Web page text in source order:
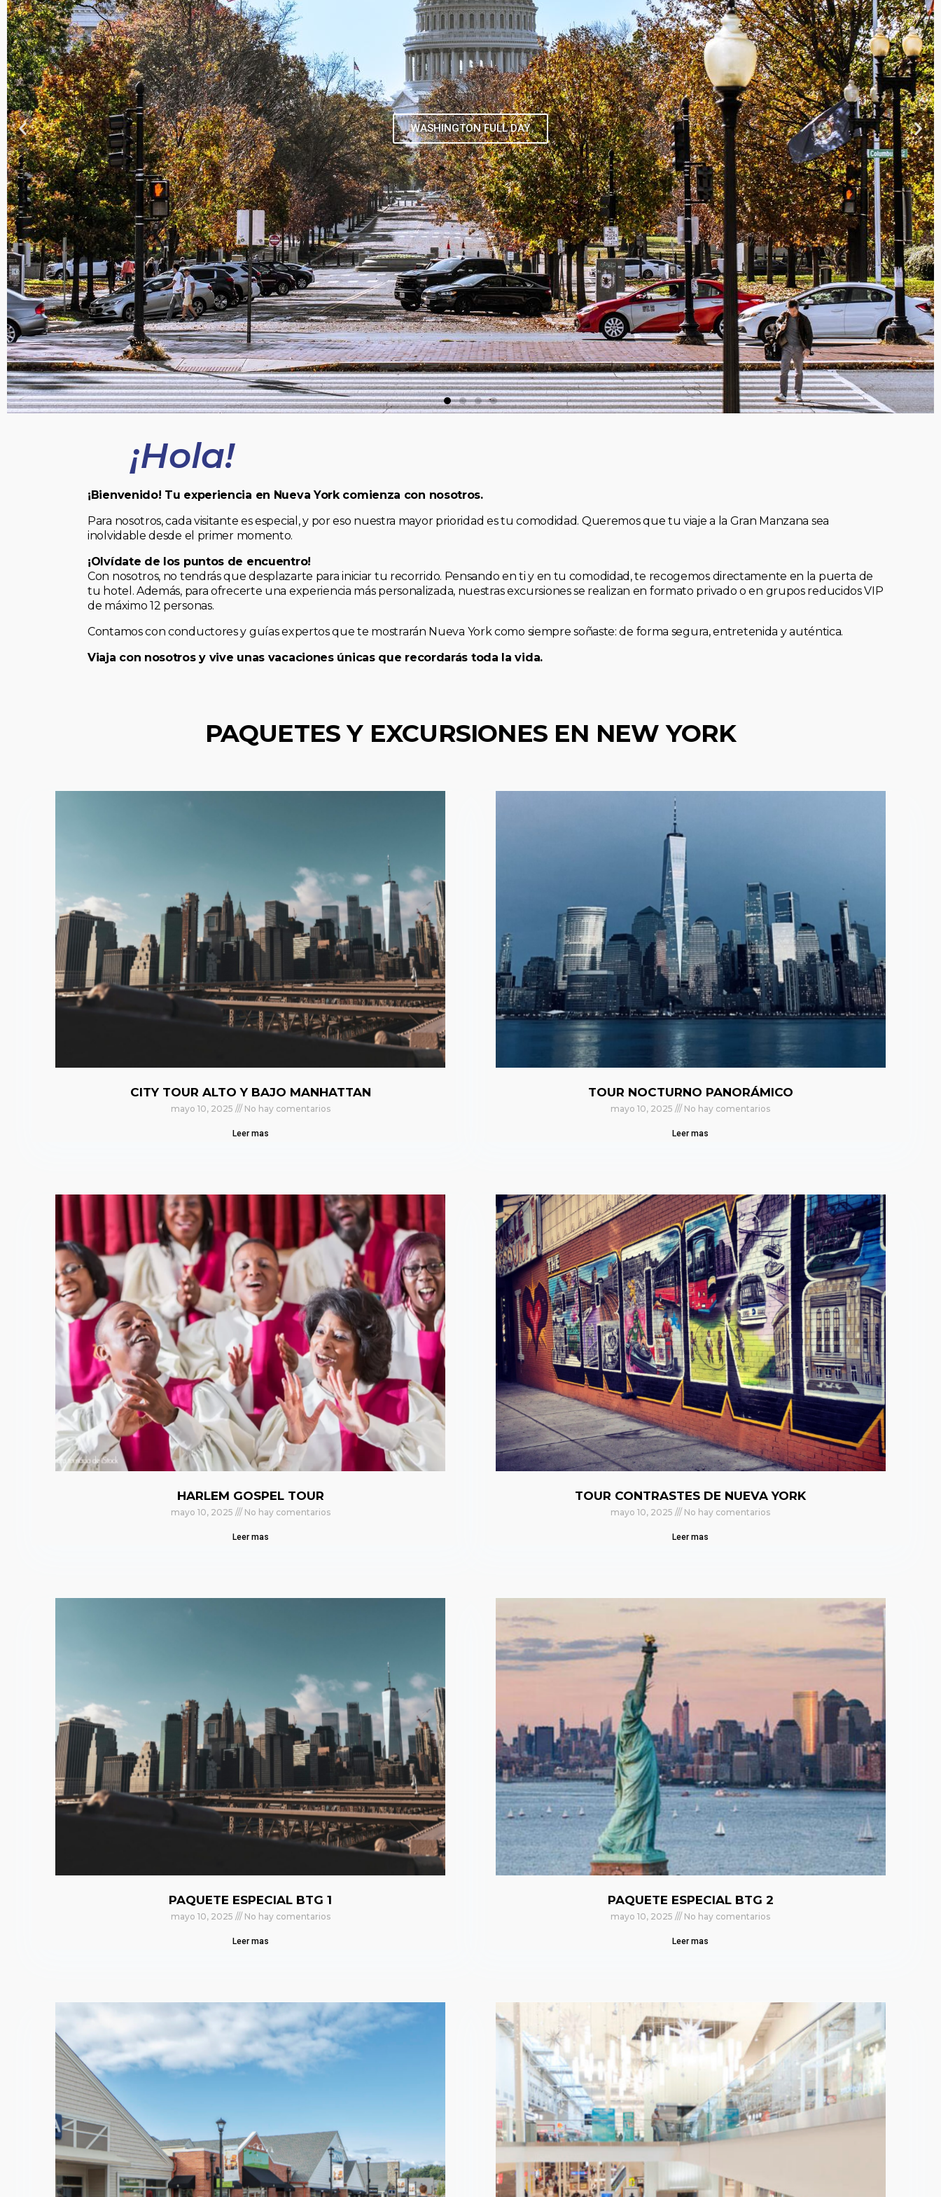
TOUR DE CONTRASTES
¡Hola!
¡Bienvenido! Tu experiencia en Nueva York comienza con nosotros.
Para nosotros, cada visitante es especial, y por eso nuestra mayor prioridad es tu comodidad. Queremos que tu viaje a la Gran Manzana sea
inolvidable desde el primer momento.
¡Olvídate de los puntos de encuentro!
Con nosotros, no tendrás que desplazarte para iniciar tu recorrido. Pensando en ti y en tu comodidad, te recogemos directamente en la puerta de
tu hotel. Además, para ofrecerte una experiencia más personalizada, nuestras excursiones se realizan en formato privado o en grupos reducidos VIP
de máximo 12 personas.
Contamos con conductores y guías expertos que te mostrarán Nueva York como siempre soñaste: de forma segura, entretenida y auténtica.
Viaja con nosotros y vive unas vacaciones únicas que recordarás toda la vida.
PAQUETES Y EXCURSIONES EN NEW YORK
CITY TOUR ALTO Y BAJO MANHATTAN
mayo 10, 2025 No hay comentarios
Leer mas
TOUR NOCTURNO PANORÁMICO
mayo 10, 2025 No hay comentarios
Leer mas
HARLEM GOSPEL TOUR
mayo 10, 2025 No hay comentarios
Leer mas
TOUR CONTRASTES DE NUEVA YORK
mayo 10, 2025 No hay comentarios
Leer mas
PAQUETE ESPECIAL BTG 1
mayo 10, 2025 No hay comentarios
Leer mas
PAQUETE ESPECIAL BTG 2
mayo 10, 2025 No hay comentarios
Leer mas